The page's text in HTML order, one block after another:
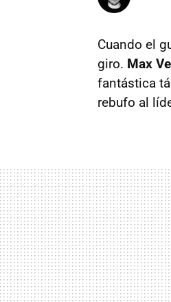
Cuando el
giro. Max
fantástica
rebufo al